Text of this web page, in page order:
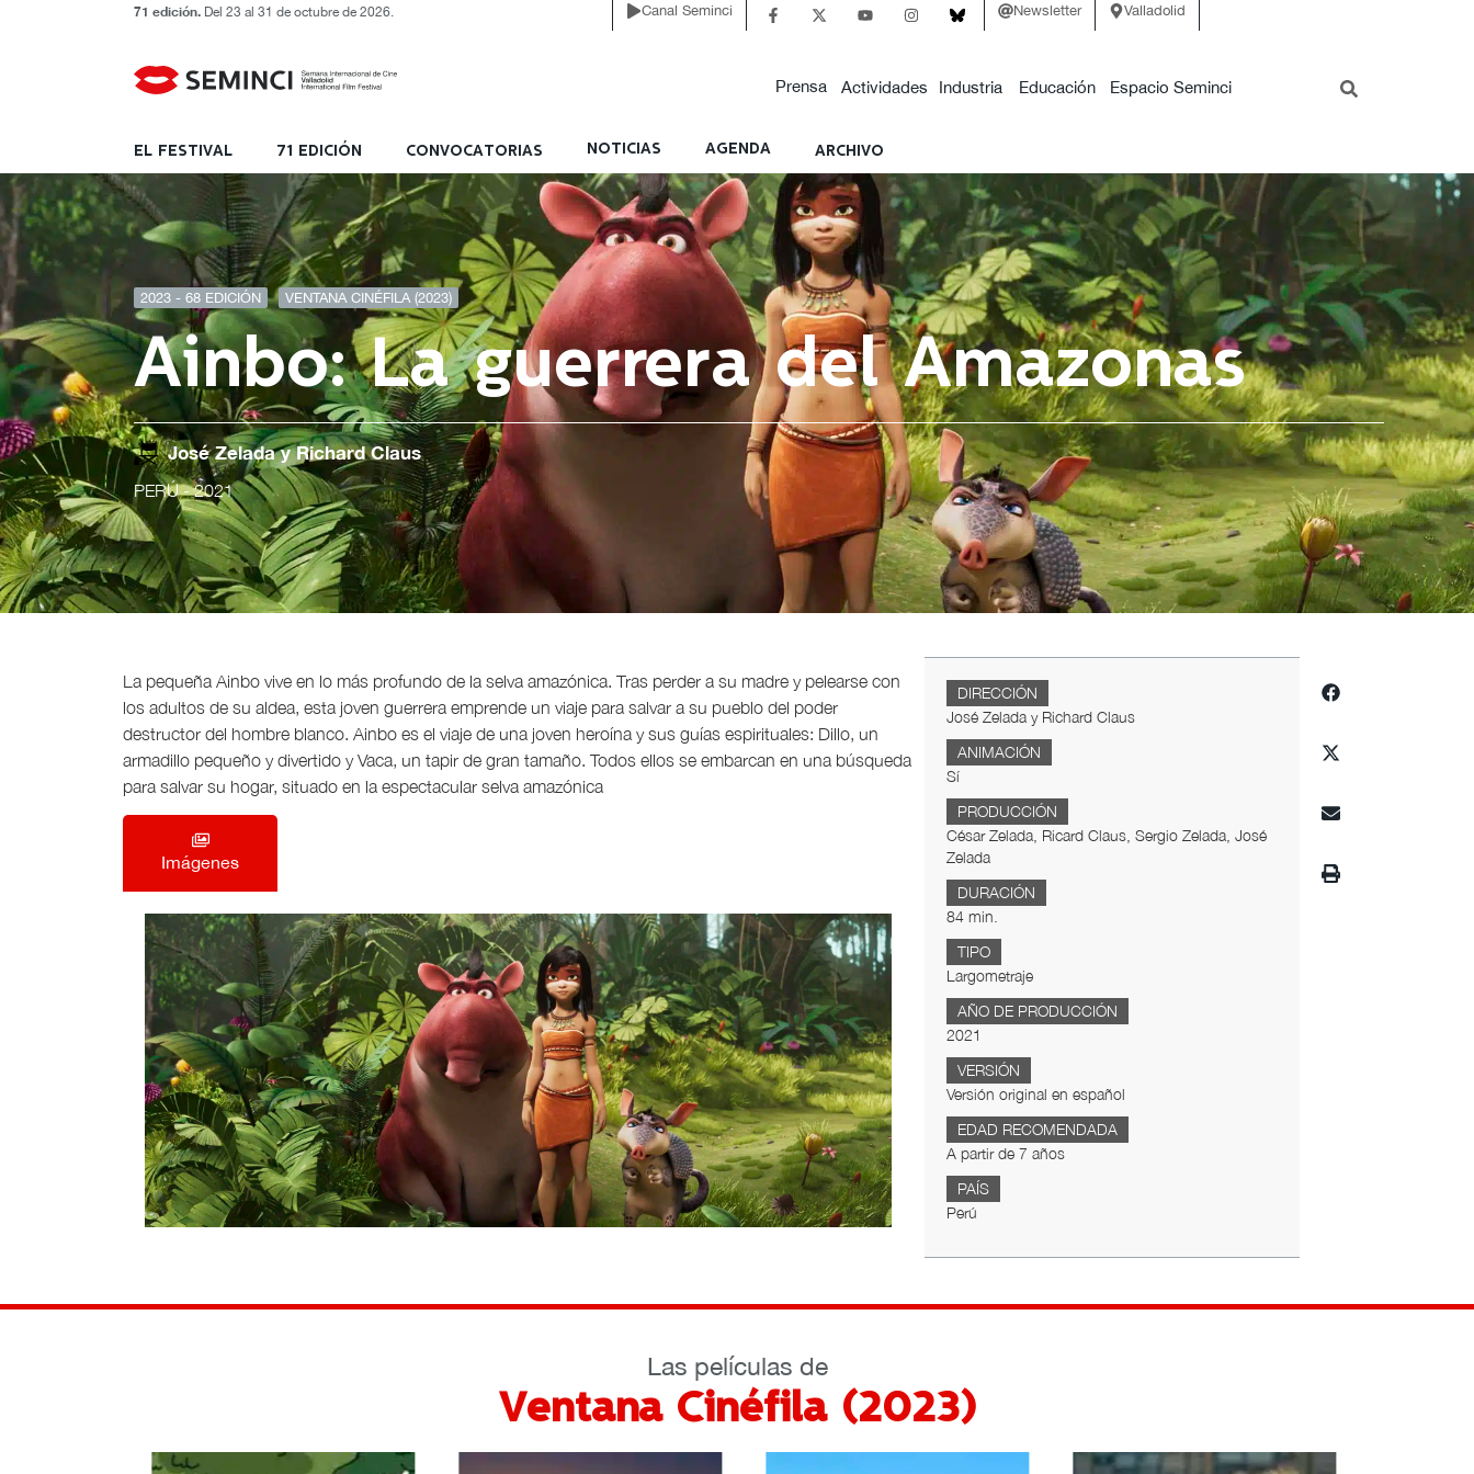
71 edición. Del 23 al 31 de octubre de 2026. Canal Seminci Newsletter Valladolid
Prensa Actividades Industria Educación Espacio Seminci
EL FESTIVAL 71 EDICIÓN CONVOCATORIAS NOTICIAS AGENDA ARCHIVO
2023 - 68 EDICIÓN VENTANA CINÉFILA (2023)
Ainbo: La guerrera del Amazonas
José Zelada y Richard Claus
PERÚ- 2021
La pequeña Ainbo vive en lo más profundo de la selva amazónica. Tras perder a su madre y pelearse con
los adultos de su aldea, esta joven guerrera emprende un viaje para salvar a su pueblo del poder
destructor del hombre blanco. Ainbo es el viaje de una joven heroína y sus guías espirituales: Dillo, un
armadillo pequeño y divertido y Vaca, un tapir de gran tamaño. Todos ellos se embarcan en una búsqueda
para salvar su hogar, situado en la espectacular selva amazónica
Imágenes
DIRECCIÓN
José Zelada y Richard Claus
ANIMACIÓN
Sí
PRODUCCIÓN
César Zelada, Ricard Claus, Sergio Zelada, José
Zelada
DURACIÓN
84 min.
TIPO
Largometraje
AÑO DE PRODUCCIÓN
2021
VERSIÓN
Versión original en español
EDAD RECOMENDADA
A partir de 7 años
PAÍS
Perú
Las películas de
Ventana Cinéfila (2023)